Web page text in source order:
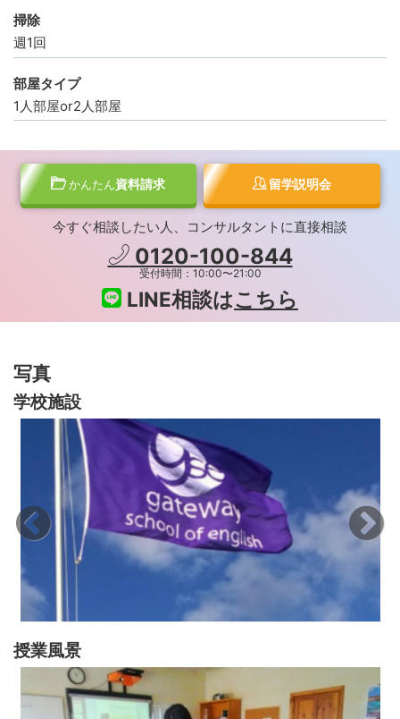
掃除
週1回
部屋タイプ
1人部屋or2人部屋
かんたん資料請求 留学説明会
今すぐ相談したい人、コンサルタントに直接相談
0120-100-844
受付時間：10:00〜21:00
LINE相談はこちら
写真
学校施設
授業風景